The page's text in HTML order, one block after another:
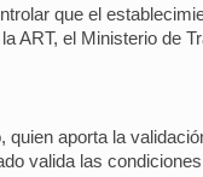
que el
el Ministerio de
aporta la
valida las